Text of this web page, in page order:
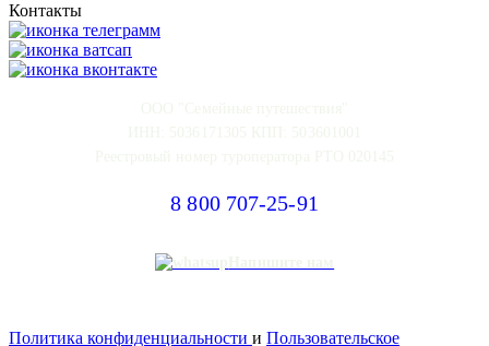
Контакты
8 800 707-25-91
Политика конфиденциальности и Пользовательское